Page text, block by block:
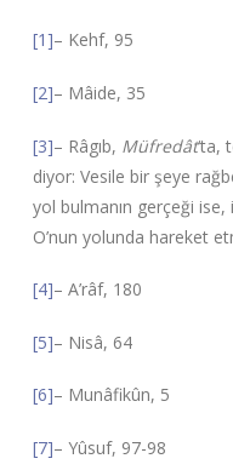
[1]– Kehf, 95
[2]– Mâide, 35
[3]– Râgıb, Müfredât‘ta,
diyor: Vesile bir şeye
yol bulmanın gerçeği
O’nun yolunda hareket
[4]– A’râf, 180
[5]– Nisâ, 64
[6]– Munâfikûn, 5
[7]– Yûsuf, 97-98